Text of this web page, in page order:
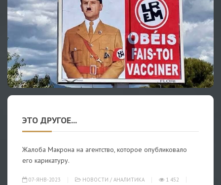
ЭТО ДРУГОЕ...
Жалоба Макрона на агентство, которое опубликовало
его карикатуру.
07-ЯНВ-2023 НОВОСТИ / АНАЛИТИКА 1 452